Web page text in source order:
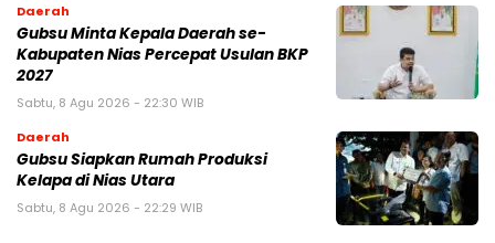
Daerah
Gubsu Minta Kepala Daerah se-
Kabupaten Nias Percepat Usulan BKP
2027
Sabtu, 8 Agu 2026 - 22:30 WIB
Daerah
Gubsu Siapkan Rumah Produksi
Kelapa di Nias Utara
Sabtu, 8 Agu 2026 - 22:29 WIB